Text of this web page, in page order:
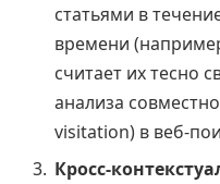
статьями в
времени
считает их тесно
анализа
visitation) в веб-
Кросс-